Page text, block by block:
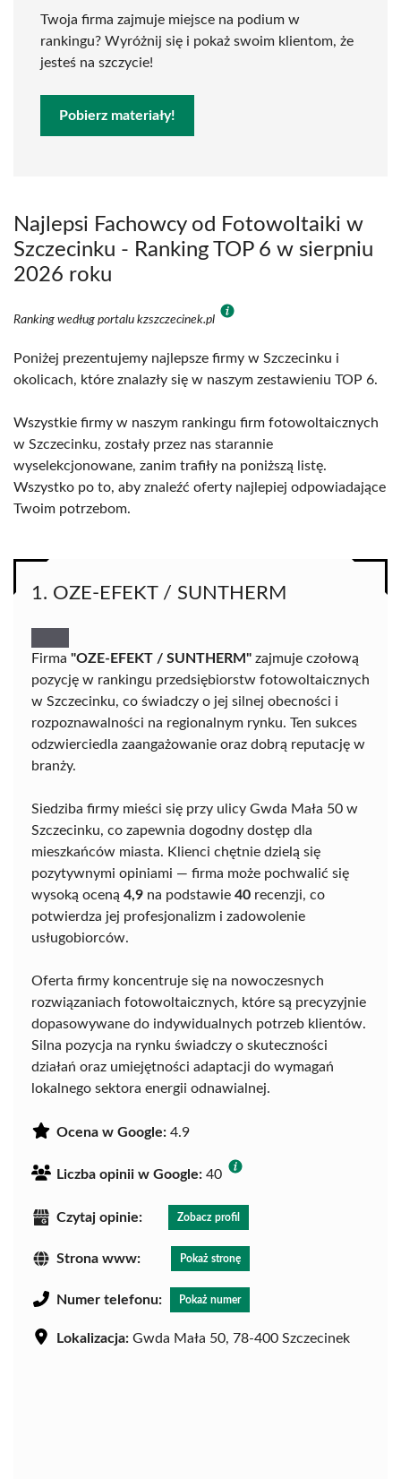
Twoja firma zajmuje miejsce na podium w
rankingu? Wyróżnij się i pokaż swoim klientom, że
jesteś na szczycie!
Pobierz materiały!
Najlepsi Fachowcy od Fotowoltaiki w
Szczecinku - Ranking TOP 6 w sierpniu
2026 roku
Ranking według portalu kzszczecinek.pl
Poniżej prezentujemy najlepsze firmy w Szczecinku i
okolicach, które znalazły się w naszym zestawieniu TOP 6.
Wszystkie firmy w naszym rankingu firm fotowoltaicznych
w Szczecinku, zostały przez nas starannie
wyselekcjonowane, zanim trafiły na poniższą listę.
Wszystko po to, aby znaleźć oferty najlepiej odpowiadające
Twoim potrzebom.
1. OZE-EFEKT / SUNTHERM
Firma "OZE-EFEKT / SUNTHERM" zajmuje czołową
pozycję w rankingu przedsiębiorstw fotowoltaicznych
w Szczecinku, co świadczy o jej silnej obecności i
rozpoznawalności na regionalnym rynku. Ten sukces
odzwierciedla zaangażowanie oraz dobrą reputację w
branży.
Siedziba firmy mieści się przy ulicy Gwda Mała 50 w
Szczecinku, co zapewnia dogodny dostęp dla
mieszkańców miasta. Klienci chętnie dzielą się
pozytywnymi opiniami — firma może pochwalić się
wysoką oceną 4,9 na podstawie 40 recenzji, co
potwierdza jej profesjonalizm i zadowolenie
usługobiorców.
Oferta firmy koncentruje się na nowoczesnych
rozwiązaniach fotowoltaicznych, które są precyzyjnie
dopasowywane do indywidualnych potrzeb klientów.
Silna pozycja na rynku świadczy o skuteczności
działań oraz umiejętności adaptacji do wymagań
lokalnego sektora energii odnawialnej.
Ocena w Google: 4.9
Liczba opinii w Google: 40
Czytaj opinie: Zobacz profil
Strona www: Pokaż stronę
Numer telefonu: Pokaż numer
Lokalizacja: Gwda Mała 50, 78-400 Szczecinek